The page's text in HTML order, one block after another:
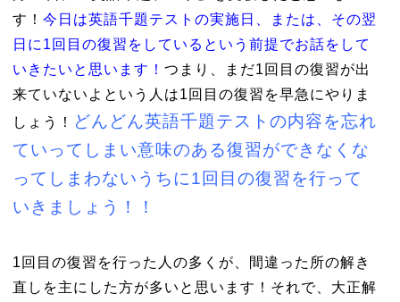
す！ 今日は英語千題テストの実施日、または、その翌
日に1回目の復習をしているという前提でお話をして
いきたいと思います！ つまり、まだ1回目の復習が出
来ていないよという人は1回目の復習を早急にやりま
しょう！
どんどん英語千題テストの内容を忘れ
ていってしまい意味のある復習ができなくな
ってしまわないうちに1回目の復習を行って
いきましょう！！
1回目の復習を行った人の多くが、間違った所の解き
直しを主にした方が多いと思います！それで、大正解